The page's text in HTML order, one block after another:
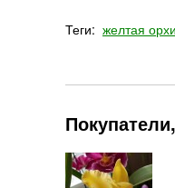
Теги: желтая